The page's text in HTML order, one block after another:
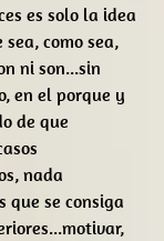
es solo la idea
como sea,
ni son...sin
en el porque y
de que
nada
que se consiga